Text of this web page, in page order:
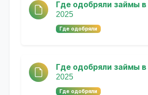
Где одобряли займы в
2025
Где одобряли
Где одобряли займы
2025
Где одобряли